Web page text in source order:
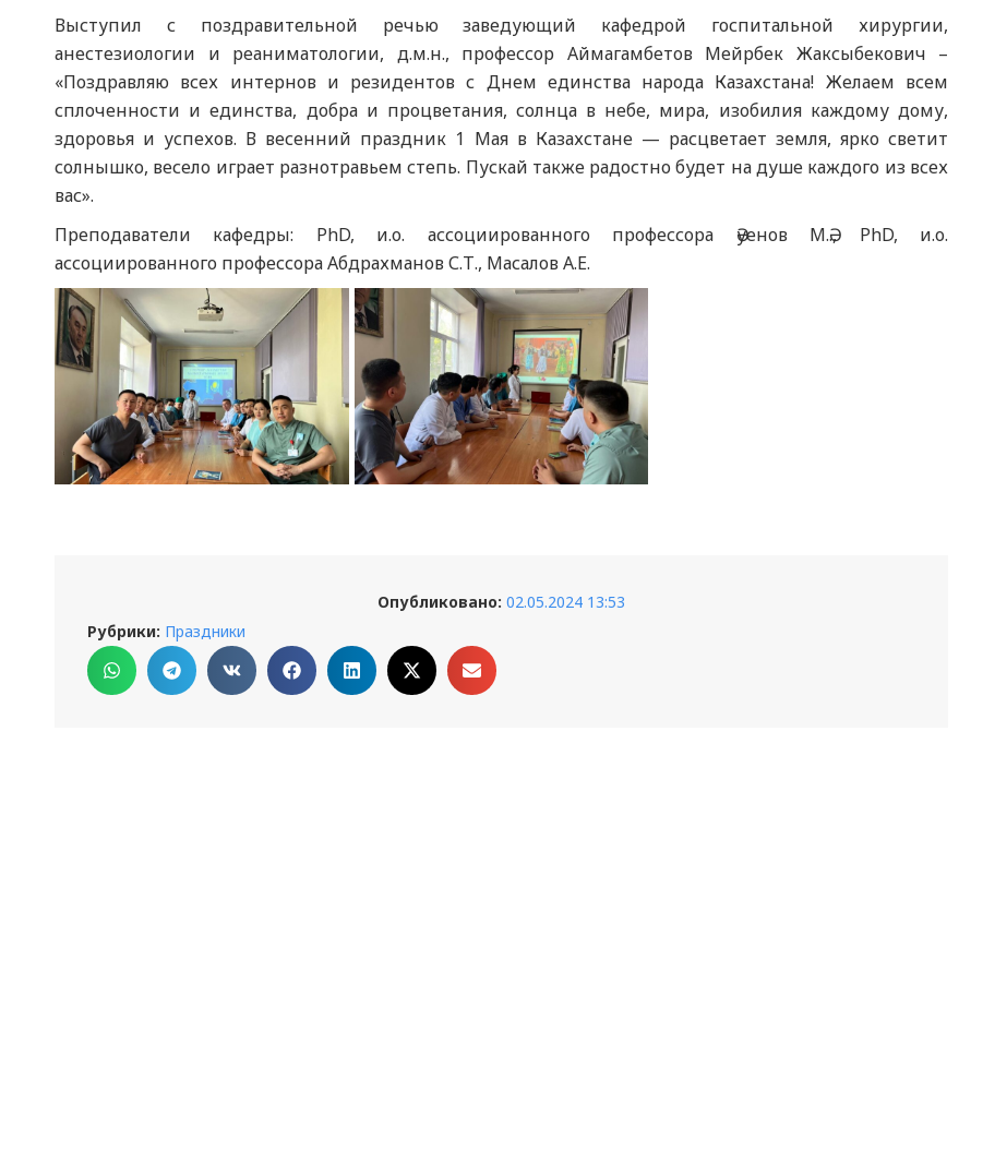
Выступил с поздравительной речью заведующий кафедрой госпитальной хирургии,
анестезиологии и реаниматологии, д.м.н., профессор Аймагамбетов Мейрбек Жаксыбекович –
«Поздравляю всех интернов и резидентов с Днем единства народа Казахстана! Желаем всем
сплоченности и единства, добра и процветания, солнца в небе, мира, изобилия каждому дому,
здоровья и успехов. В весенний праздник 1 Мая в Казахстане — расцветает земля, ярко светит
солнышко, весело играет разнотравьем степь. Пускай также радостно будет на душе каждого из всех
вас».
Преподаватели кафедры: PhD, и.о. ассоциированного профессора Әуенов М.Ә., PhD, и.о.
ассоциированного профессора Абдрахманов С.Т., Масалов А.Е.
Опубликовано: 02.05.2024 13:53
Рубрики: Праздники